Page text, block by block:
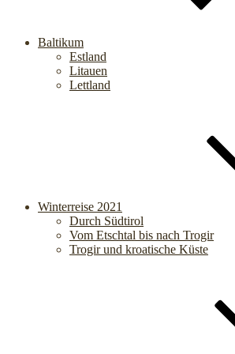
Baltikum
Estland
Litauen
Lettland
Winterreise 2021
Durch Südtirol
Vom Etschtal bis nach Trogir
Trogir und kroatische Küste